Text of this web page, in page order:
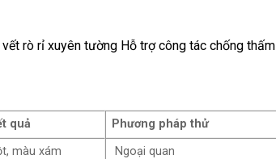
rò rỉ xuyên tường Hỗ trợ công tác chống thấm
quả
Phương pháp thử
màu xám Ngoại quan